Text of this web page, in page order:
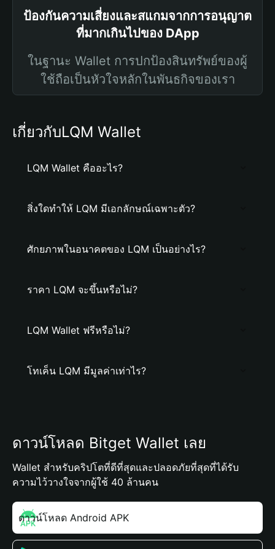
ป้องกันความเสี่ยงและสแกมจากการอนุญาต
ที่มากเกินไปของ DApp
ในฐานะ Wallet การปกป้องสินทรัพย์ของผู้
ใช้ถือเป็นหัวใจหลักในพันธกิจของเรา
เกี่ยวกับLQM Wallet
LQM Wallet คืออะไร?
สิ่งใดทำให้ LQM มีเอกลักษณ์เฉพาะตัว?
ศักยภาพในอนาคตของ LQM เป็นอย่างไร?
ราคา LQM จะขึ้นหรือไม่?
LQM Wallet ฟรีหรือไม่?
โทเค็น LQM มีมูลค่าเท่าไร?
ดาวน์โหลด Bitget Wallet เลย
Wallet สำหรับคริปโตที่ดีที่สุดและปลอดภัยที่สุดที่ได้รับ
ความไว้วางใจจากผู้ใช้ 40 ล้านคน
ดาวน์โหลด Android APK